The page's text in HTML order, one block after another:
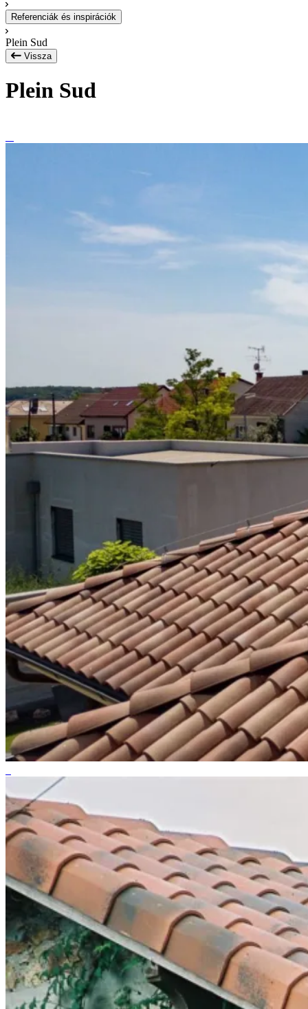
Referenciák és inspirációk
Plein Sud
Vissza
Plein Sud